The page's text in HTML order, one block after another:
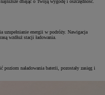
uzupełnianie energii w podróży. Nawigacja
wzdłuż stacji ładowania.
naładowania baterii, pozostały zasięg i